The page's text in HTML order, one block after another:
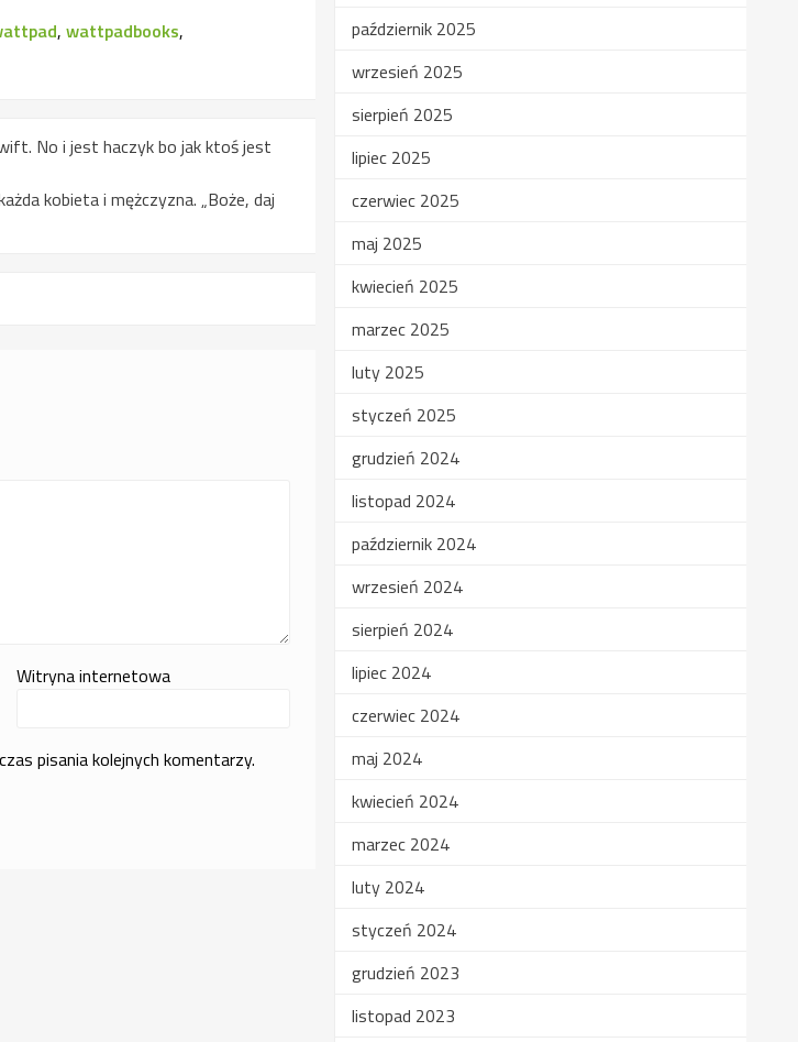
,wattpadbooks,
No i jest haczyk bo jak ktoś jest
kobieta i mężczyzna. „Boże, daj
Witryna internetowa
pisania kolejnych komentarzy.
październik 2025
wrzesień 2025
sierpień 2025
lipiec 2025
czerwiec 2025
maj 2025
kwiecień 2025
marzec 2025
luty 2025
styczeń 2025
grudzień 2024
listopad 2024
październik 2024
wrzesień 2024
sierpień 2024
lipiec 2024
czerwiec 2024
maj 2024
kwiecień 2024
marzec 2024
luty 2024
styczeń 2024
grudzień 2023
listopad 2023